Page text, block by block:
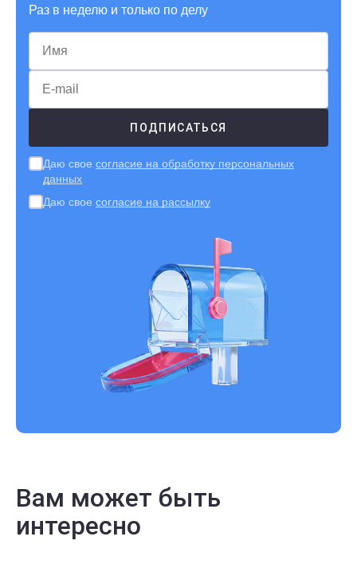
Раз в неделю и только по делу
Даю свое согласие на обработку персональных
данных
Даю свое согласие на рассылку
Вам может быть
интересно